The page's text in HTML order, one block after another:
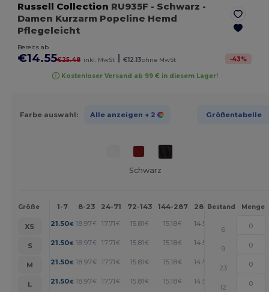
Russell Collection RU935F - Schwarz -
Damen Kurzarm Popeline Hemd
Pflegeleicht
Bereits ab
€14.55€25.48 inkl. MwSt | €12.13ohne MwSt -43%
Kostenloser Versand ab 99 € in diesem Lager!
Farbe auswahl: Alle anzeigen + 2 Größentabelle
Schwarz
Größe 1-7 8-23 24-71 72-143 144-287 288 + Mehr
Bestand Menge
XS 21.50€ 18.97€ 17.71 € 15.81€ 15.18€ 14.55
6
S
21.50€ 18.97€ 17.71 € 15.81€ 15.18€ 14.55
9
M
21.50€ 18.97€ 17.71 € 15.81€ 15.18€ 14.55 +
23
L
21.50€ 18.97€ 17.71 € 15.81€ 15.18€ 14.55
12